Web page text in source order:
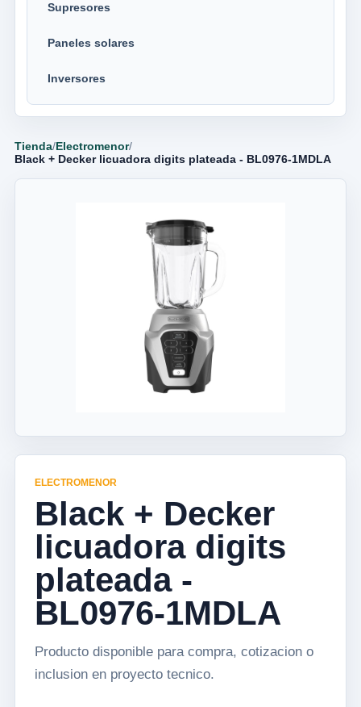
Supresores
Paneles solares
Inversores
Tienda/Electromenor/
Black + Decker licuadora digits plateada - BL0976-1MDLA
ELECTROMENOR
Black + Decker
licuadora digits
plateada -
BL0976-1MDLA
Producto disponible para compra, cotizacion o
inclusion en proyecto tecnico.